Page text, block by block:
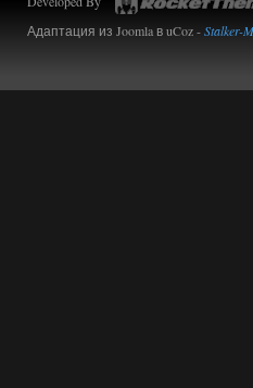
Адаптация из Joomla в uCoz -Stalker-